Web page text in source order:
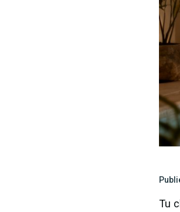
Tu